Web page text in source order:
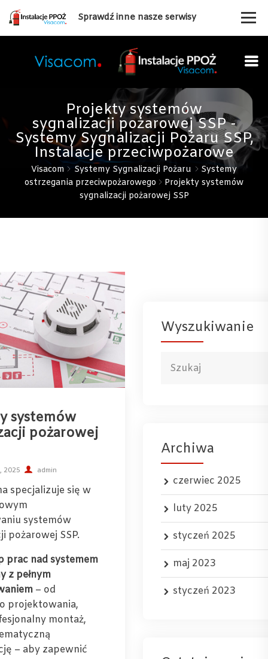
Projekty systemów
sygnalizacji pożarowej SSP -
Systemy Sygnalizacji Pożaru SSP,
Instalacje przeciwpożarowe
Visacom Systemy Sygnalizacji Pożaru
Systemy
ostrzegania przeciwpożarowego
Projekty systemów
sygnalizacji pożarowej SSP
systemów
pożarowej
2025 admin
specjalizuje się w
systemów
pożarowej SSP.
prac nad systemem
z pełnym
– od
projektowania,
montaż,
– aby zapewnić
Wyszukiwanie
Archiwa
czerwiec 2025
luty 2025
styczeń 2025
maj 2023
styczeń 2023
Sprawdź inne nasze serwisy